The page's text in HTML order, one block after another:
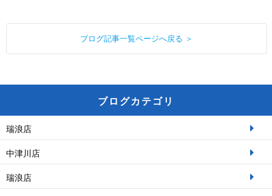
ブログ記事一覧ページへ戻る ＞
ブログカテゴリ
瑞浪店
中津川店
瑞浪店